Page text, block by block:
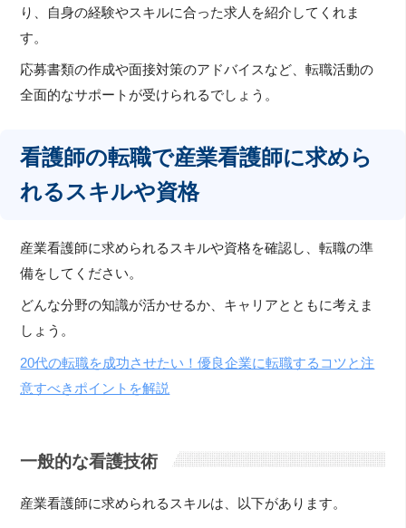
り、自身の経験やスキルに合った求人を紹介してくれま
す。
応募書類の作成や面接対策のアドバイスなど、転職活動の
全面的なサポートが受けられるでしょう。
看護師の転職で産業看護師に求めら
れるスキルや資格
産業看護師に求められるスキルや資格を確認し、転職の準
備をしてください。
どんな分野の知識が活かせるか、キャリアとともに考えま
しょう。
20代の転職を成功させたい！優良企業に転職するコツと注
意すべきポイントを解説
一般的な看護技術
産業看護師に求められるスキルは、以下があります。